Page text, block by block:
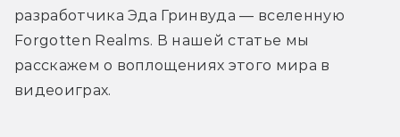
разработчика Эда Гринвуда — вселенную
Forgotten Realms. В нашей статье мы
расскажем о воплощениях этого мира в
видеоиграх.